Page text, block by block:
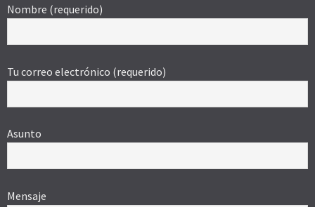
Nombre (requerido)
Tu correo electrónico (requerido)
Asunto
Mensaje